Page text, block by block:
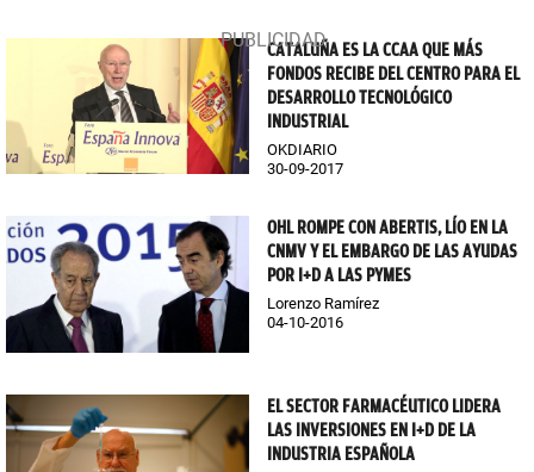
CATALUÑA ES LA CCAA QUE MÁS
FONDOS RECIBE DEL CENTRO PARA EL
DESARROLLO TECNOLÓGICO
INDUSTRIAL
OKDIARIO
30-09-2017
OHL ROMPE CON ABERTIS, LÍO EN LA
CNMV Y EL EMBARGO DE LAS AYUDAS
POR I+D A LAS PYMES
Lorenzo Ramírez
04-10-2016
EL SECTOR FARMACÉUTICO LIDERA
LAS INVERSIONES EN I+D DE LA
INDUSTRIA ESPAÑOLA